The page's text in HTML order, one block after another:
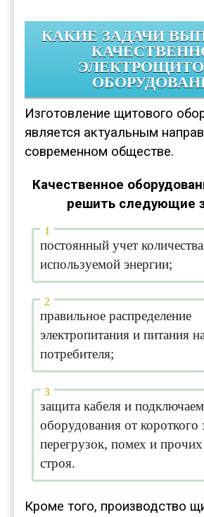
КАКИЕ ЗАДАЧИ
Изготовление щитового
является актуальным
современном обществе.
Качественное
решить следующие
постоянный учет количества
используемой энергии;
правильное распределение
электропитания и питания
потребителя;
защита кабеля и
оборудования от короткого
перегрузок, помех и
строя.
Кроме того, производство